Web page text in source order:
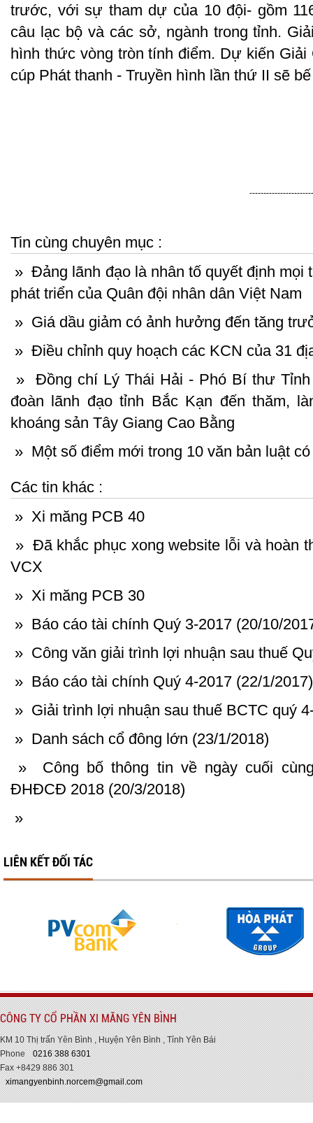
trước, với sự tham dự của 10 đội- gồm
câu lạc bộ và các sở, ngành trong tỉnh.
hình thức vòng tròn tính điểm. Dự kiến
cúp Phát thanh - Truyền hình lần thứ II sẽ
Tin cùng chuyên mục :
» Đảng lãnh đạo là nhân tố quyết định
phát triển của Quân đội nhân dân Việt Nam
» Giá dầu giảm có ảnh hưởng đến tăng
» Điều chỉnh quy hoạch các KCN của 31
»
Đồng chí Lý Thái Hải - Phó Bí thư
đoàn lãnh đạo tỉnh Bắc Kạn đến thăm,
khoáng sản Tây Giang Cao Bằng
» Một số điểm mới trong 10 văn bản luật
Các tin khác :
» Xi măng PCB 40
» Đã khắc phục xong website lỗi và hoàn
VCX
» Xi măng PCB 30
» Báo cáo tài chính Quý 3-2017 (20/10/
» Công văn giải trình lợi nhuận sau thuế
» Báo cáo tài chính Quý 4-2017 (22/1/2017)
» Giải trình lợi nhuận sau thuế BCTC quý
» Danh sách cổ đông lớn (23/1/2018)
»
Công bố thông tin về ngày cuối
ĐHĐCĐ 2018 (20/3/2018)
»
LIÊN KẾT ĐỐI TÁC
CÔNG TY CỔ PHẦN XI MĂNG YÊN BÌNH
KM 10 Thị trấn Yên Bình , Huyện Yên Bình , Tỉnh Yên Bái
Phone
0216 388 6301
Fax +8429 886 301
ximangyenbinh.norcem@gmail.com